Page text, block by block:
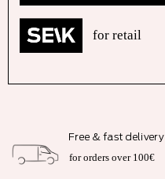
for retail
Free & fast delivery
for orders over 100€